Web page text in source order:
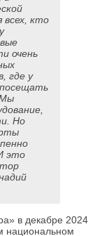
всех, кто
очень
где у
Но
это
в декабре 2024
национальном